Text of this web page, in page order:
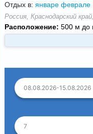
Отдых в: январе феврале
Россия, Краснодарский
Расположение: 500 м до
08.08.2026-15.08.2026
7